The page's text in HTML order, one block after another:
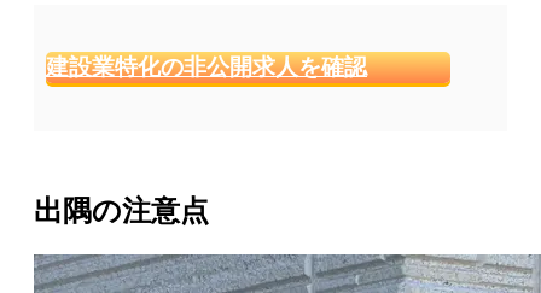
建設業特化の非公開求人を確認
出隅の注意点